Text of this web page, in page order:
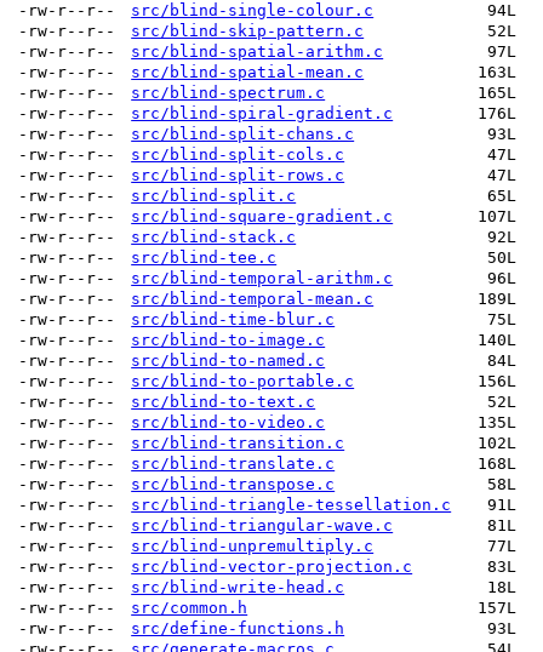
-rw-r--r--
src/blind-single-colour.c
94L
-rw-r--r--
src/blind-skip-pattern.c
52L
-rw-r--r--
src/blind-spatial-arithm.c
97L
-rw-r--r--
src/blind-spatial-mean.c
163L
-rw-r--r--
src/blind-spectrum.c
165L
-rw-r--r--
src/blind-spiral-gradient.c
176L
-rw-r--r--
src/blind-split-chans.c
93L
-rw-r--r--
src/blind-split-cols.c
47L
-rw-r--r--
src/blind-split-rows.c
47L
-rw-r--r--
src/blind-split.c
65L
-rw-r--r--
src/blind-square-gradient.c
107L
-rw-r--r--
src/blind-stack.c
92L
-rw-r--r--
src/blind-tee.c
50L
-rw-r--r--
src/blind-temporal-arithm.c
96L
-rw-r--r--
src/blind-temporal-mean.c
189L
-rw-r--r--
src/blind-time-blur.c
75L
-rw-r--r--
src/blind-to-image.c
140L
-rw-r--r--
src/blind-to-named.c
84L
-rw-r--r--
src/blind-to-portable.c
156L
-rw-r--r--
src/blind-to-text.c
52L
-rw-r--r--
src/blind-to-video.c
135L
-rw-r--r--
src/blind-transition.c
102L
-rw-r--r--
src/blind-translate.c
168L
-rw-r--r--
src/blind-transpose.c
58L
-rw-r--r--
src/blind-triangle-tessellation.c
91L
-rw-r--r--
src/blind-triangular-wave.c
81L
-rw-r--r--
src/blind-unpremultiply.c
77L
-rw-r--r--
src/blind-vector-projection.c
83L
-rw-r--r--
src/blind-write-head.c
18L
-rw-r--r--
src/common.h
157L
-rw-r--r--
src/define-functions.h
93L